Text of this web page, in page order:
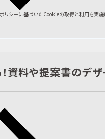
リシーに基づいたCookieの取得と利用を実施
資料や提案書のデ